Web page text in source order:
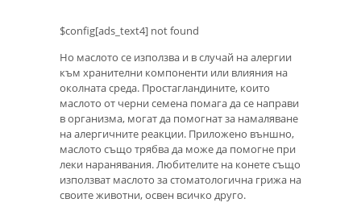
$config[ads_text4] not found
Но маслото се използва и в случай на алергии
към хранителни компоненти или влияния на
околната среда. Простагландините, които
маслото от черни семена помага да се направи
в организма, могат да помогнат за намаляване
на алергичните реакции. Приложено външно,
маслото също трябва да може да помогне при
леки наранявания. Любителите на конете също
използват маслото за стоматологична грижа на
своите животни, освен всичко друго.